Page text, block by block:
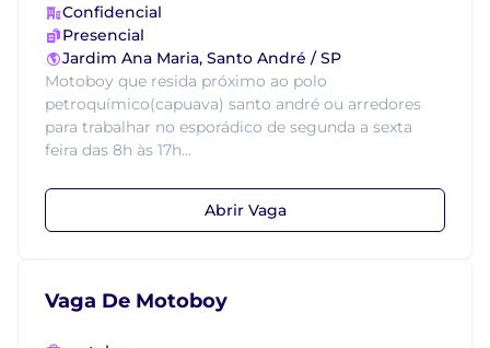
Confidencial
Presencial
Jardim Ana Maria, Santo André / SP
Motoboy que resida próximo ao polo
petroquímico(capuava) santo andré ou arredores
para trabalhar no esporádico de segunda a sexta
feira das 8h às 17h...
Abrir Vaga
Vaga De Motoboy